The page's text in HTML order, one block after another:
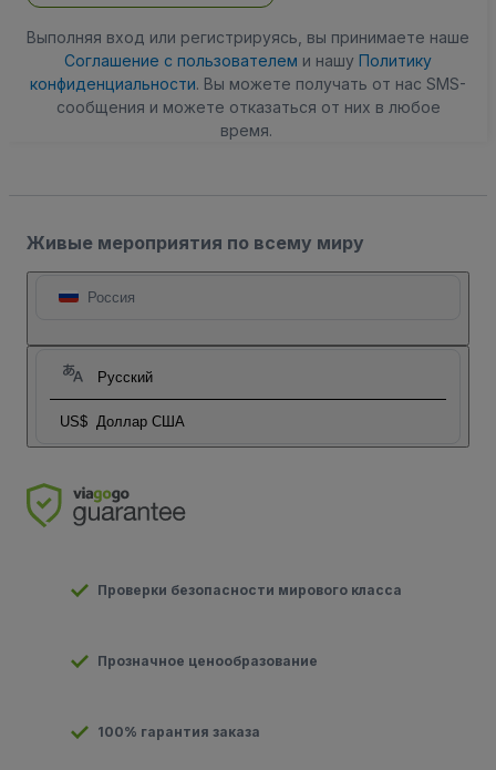
Выполняя вход или регистрируясь, вы принимаете наше
Соглашение с пользователем и нашу Политику
конфиденциальности. Вы можете получать от нас SMS-
сообщения и можете отказаться от них в любое
время.
Живые мероприятия по всему миру
Россия
Русский
US$ Доллар США
Проверки безопасности мирового класса
Прозначное ценообразование
100% гарантия заказа